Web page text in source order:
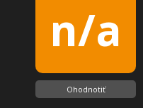
n/a
Ohodnotiť